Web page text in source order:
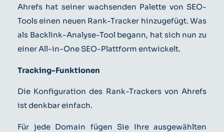
Ahrefs hat seiner wachsenden Palette von SEO-
Tools einen neuen Rank-Tracker hinzugefügt. Was
als Backlink-Analyse-Tool begann, hat sich nun zu
einer All-in-One SEO-Plattform entwickelt.
Tracking-Funktionen
Die Konfiguration des Rank-Trackers von Ahrefs
ist denkbar einfach.
Für jede Domain fügen Sie Ihre ausgewählten